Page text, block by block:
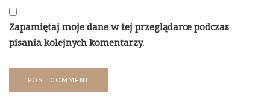
Zapamiętaj moje dane w tej przeglądarce podczas
pisania kolejnych komentarzy.